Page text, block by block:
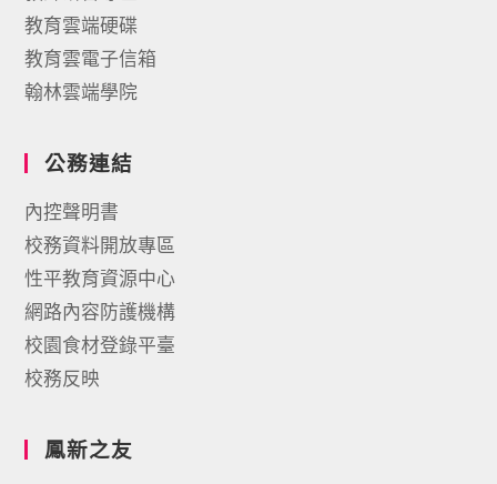
教育雲端硬碟
教育雲電子信箱
翰林雲端學院
公務連結
內控聲明書
校務資料開放專區
性平教育資源中心
網路內容防護機構
校園食材登錄平臺
校務反映
鳳新之友